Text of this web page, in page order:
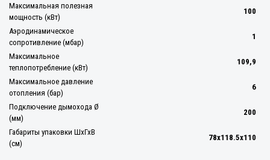
Максимальная полезная
мощность (кВт)
100
Аэродинамическое
сопротивление (мбар)
1
Максимальное
теплопотребление (кВт)
109,9
Максимальное давление
отопления (бар)
6
Подключение дымохода Ø
(мм)
200
Габариты упаковки ШхГхВ
(см)
78x118.5x110